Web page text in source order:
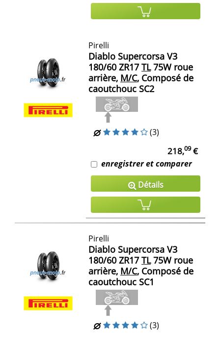
Pirelli
Diablo Supercorsa V3
180/60 ZR17 TL75W roue
arrière, M/C, Composé de
caoutchouc SC2
(3)
218,09€
enregistrer et comparer
Détails
Pirelli
Diablo Supercorsa V3
180/60 ZR17 TL75W roue
arrière, M/C, Composé de
caoutchouc SC1
(3)